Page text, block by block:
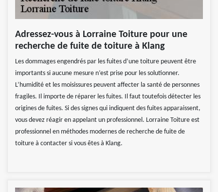
Adressez-vous à Lorraine Toiture pour une
recherche de fuite de toiture à Klang
Les dommages engendrés par les fuites d’une toiture peuvent être
importants si aucune mesure n’est prise pour les solutionner.
L’humidité et les moisissures peuvent affecter la santé de personnes
fragiles. Il importe de réparer les fuites. Il faut toutefois détecter les
origines de fuites. Si des signes qui indiquent des fuites apparaissent,
vous devez réagir en appelant un professionnel. Lorraine Toiture est
professionnel en méthodes modernes de recherche de fuite de
toiture à contacter si vous êtes à Klang.